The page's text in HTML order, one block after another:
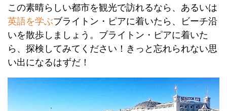
この素晴らしい都市を観光で訪れるなら、あるいは
英語を学ぶブライトン・ピアに着いたら、ビーチ沿
いを散歩しましょう。ブライトン・ピアに着いた
ら、探検してみてください！きっと忘れられない思
い出になるはずだ！